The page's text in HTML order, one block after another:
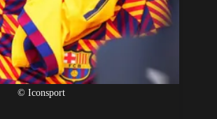
© Iconsport